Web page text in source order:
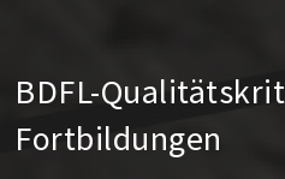
BDFL-
Fortbildungen